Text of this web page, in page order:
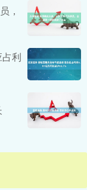
，
利